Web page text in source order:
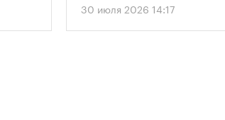
метров.
30 июля 2026 14:17